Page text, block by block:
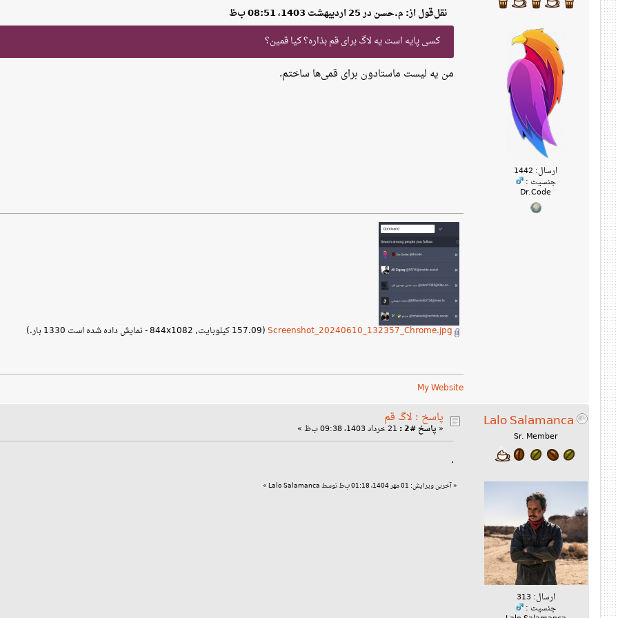
ارسال: 1442
جنسیت :
Dr.Code
نقل‌قول از: م.حسن در 25 اردیبهشت 1403، 08:51 ب‌ظ
کسی پایه است یه لاگ برای قم بذاره؟ کیا قمین؟
من یه لیست ماستادون برای قمی‌ها ساختم.
Screenshot_20240610_132357_Chrome.jpg (157.09 کیلوبایت, 844x1082 - نمایش داده شده است 1330 بار.)
My Website
Lalo Salamanca
Sr. Member
ارسال: 313
جنسیت :
پاسخ : لاگ قم
« پاسخ #2 :
.
«آخرین ویرایش: 01 مهر 1404، 01:18 ب‌ظ توسط Lalo Salamanca »